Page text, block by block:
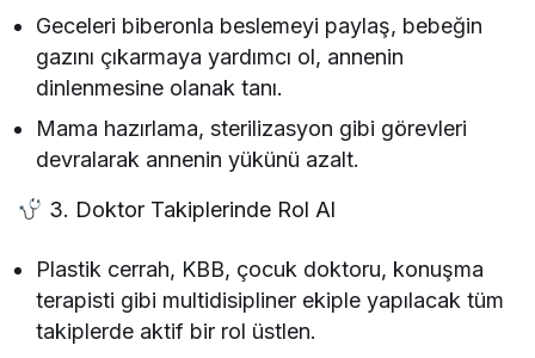
Geceleri biberonla beslemeyi paylaş, bebeğin
gazını çıkarmaya yardımcı ol, annenin
dinlenmesine olanak tanı.
Mama hazırlama, sterilizasyon gibi görevleri
devralarak annenin yükünü azalt.
3. Doktor Takiplerinde Rol Al
Plastik cerrah, KBB, çocuk doktoru, konuşma
terapisti gibi multidisipliner ekiple yapılacak tüm
takiplerde aktif bir rol üstlen.